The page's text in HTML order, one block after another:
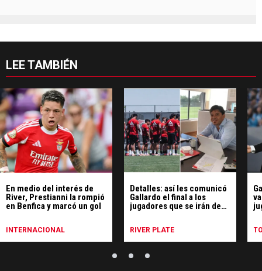
LEE TAMBIÉN
En medio del interés de
River, Prestianni la rompió
en Benfica y marcó un gol
INTERNACIONAL
Detalles: así les comunicó
Gallardo el final a los
jugadores que se irán de
RIVER PLATE